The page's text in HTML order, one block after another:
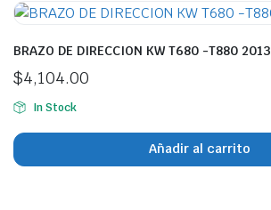
BRAZO DE DIRECCION KW T680 -T880 2013
$4,104.00
In Stock
Añadir al carrito